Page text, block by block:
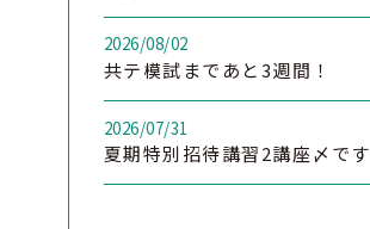
2026/08/02
共テ模試まであと3週間！
2026/07/31
夏期特別招待講習2講座〆です